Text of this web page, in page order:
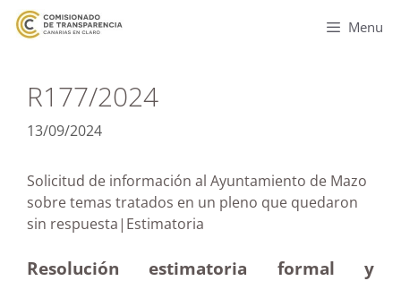
Menu
R177/2024
13/09/2024
Solicitud de información al Ayuntamiento de Mazo
sobre temas tratados en un pleno que quedaron
sin respuesta|Estimatoria
Resolución estimatoria formal y